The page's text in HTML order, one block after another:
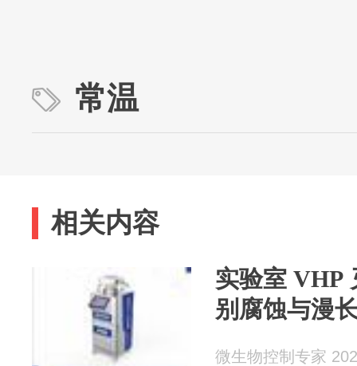
常温
相关内容
实验室 VHP
别腐蚀与漫
微生物控制专家